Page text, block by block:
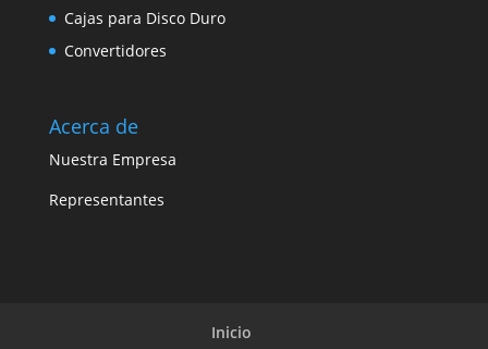
Cajas para Disco Duro
Convertidores
Acerca de
Nuestra Empresa
Representantes
Inicio